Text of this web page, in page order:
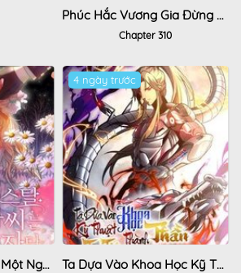
Phúc Hắc Vương Gia Đừng Làm Loạn
Chapter 310
Tiểu Thư Crystal Là Một Người Đàn Ông
4 ngày trước
Ta Dựa Vào Khoa Học Kỹ Thuật Tu Tiên Thành Thần